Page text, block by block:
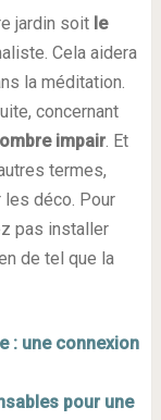
jardin soit le
Cela aidera
la méditation.
concernant
impair. Et
termes,
déco. Pour
pas installer
de tel que la
: une connexion
pour une